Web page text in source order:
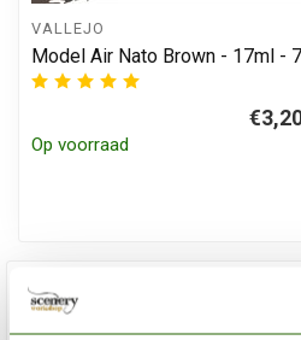
VALLEJO
Model Air Nato Brown - 17ml -
Op voorraad